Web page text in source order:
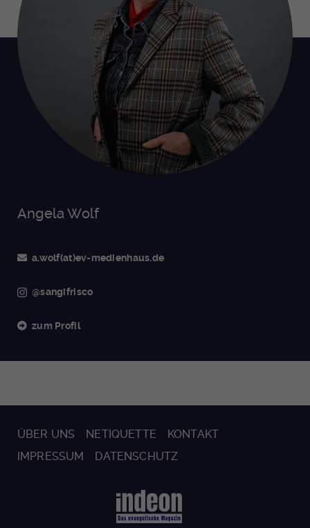
Angela Wolf
a.wolf(at)ev-medienhaus.de
@sangifrisco
zum Profil
ÜBER UNS NETIQUETTE
KONTAKT
IMPRESSUM
DATENSCHUTZ